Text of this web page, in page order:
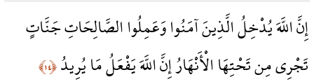
إِنَّ اللَّهَ يُدْخِلُ الَّذِينَ آمَنُوا وَعَمِلُوا الصَّالِحَاتِ جَنَّاتٍ
تَجْرِي مِن تَحْتِهَا الْأَنْهَارُ إِنَّ اللَّهَ يَفْعَلُ مَا يُرِيدُ﴿١٤﴾